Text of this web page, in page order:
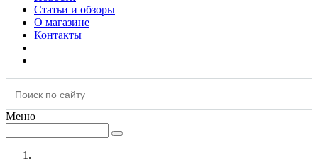
Статьи и обзоры
О магазине
Контакты
Меню